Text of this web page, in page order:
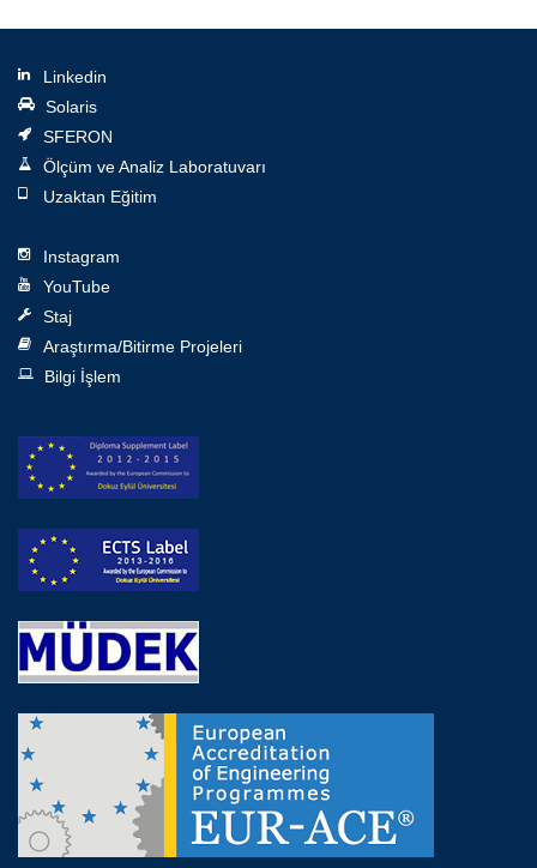
Linkedin
Solaris
SFERON
Ölçüm ve Analiz Laboratuvarı
Uzaktan Eğitim
Instagram
YouTube
Staj
Araştırma/Bitirme Projeleri
Bilgi İşlem